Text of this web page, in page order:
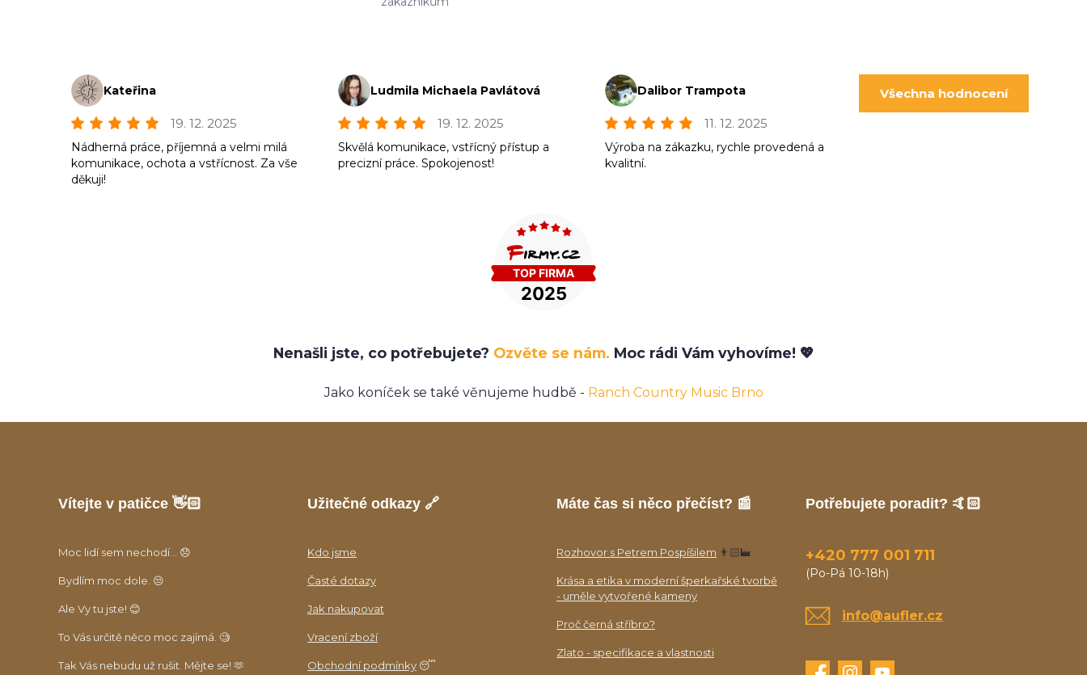
Kateřina
19. 12. 2025
Nádherná práce, příjemná a velmi milá
komunikace, ochota a vstřícnost. Za vše
děkuji!
Ludmila Michaela Pavlátová
19. 12. 2025
Skvělá komunikace, vstřícný přístup a
precizní práce. Spokojenost!
Dalibor Trampota
11. 12. 2025
Výroba na zákazku, rychle provedená a
kvalitní.
Všechna hodnocení
Nenašli jste, co potřebujete? Ozvěte se nám. Moc rádi Vám vyhovíme! 💖
Jako koníček se také věnujeme hudbě - Ranch Country Music Brno
Vítejte v patičce 👋🏻
Moc lidí sem nechodí... 😞
Bydlím moc dole. 😒
Ale Vy tu jste! 😊
To Vás určitě něco moc zajímá. 🧐
Tak Vás nebudu už rušit. Mějte se! 🫶
Užitečné odkazy 🔗
Kdo jsme
Časté dotazy
Jak nakupovat
Vracení zboží
Obchodní podmínky 😴
Máte čas si něco přečíst? 📰
Rozhovor s Petrem Pospíšilem 👨🏻‍🏭
Krása a etika v moderní šperkařské tvorbě
- uměle vytvořené kameny
Proč černá stříbro?
Zlato - specifikace a vlastnosti
Potřebujete poradit? 🤙🏻
+420 777 001 711
(Po-Pá 10-18h)
info@aufler.cz